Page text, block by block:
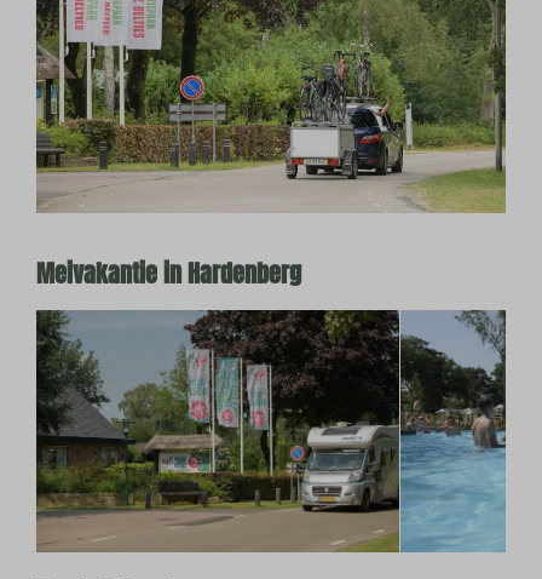
Meivakantie in Hardenberg